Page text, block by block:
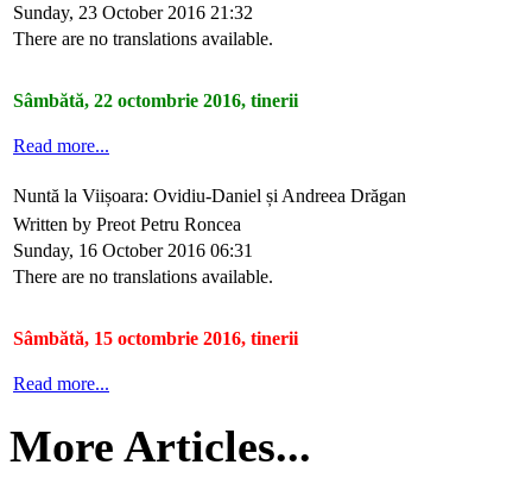
Sunday, 23 October 2016 21:32
There are no translations available.
Sâmbătă, 22 octombrie 2016, tinerii
Read more...
Nuntă la Viișoara: Ovidiu-Daniel și Andreea Drăgan
Written by Preot Petru Roncea
Sunday, 16 October 2016 06:31
There are no translations available.
Sâmbătă, 15 octombrie 2016, tinerii
Read more...
More Articles...